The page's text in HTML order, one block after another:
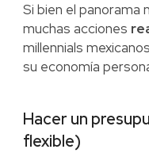
Si bien el panorama
muchas acciones
millennials
su economía
Hacer un
flexible)